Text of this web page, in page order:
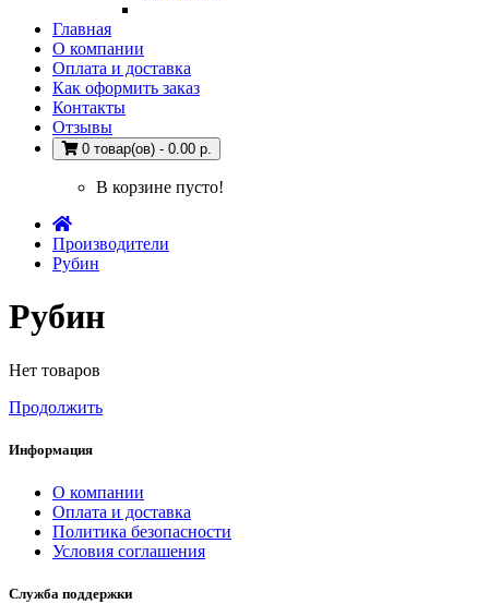
Главная
О компании
Оплата и доставка
Как оформить заказ
Контакты
Отзывы
0 товар(ов) - 0.00 р.
В корзине пусто!
Производители
Рубин
Рубин
Нет товаров
Продолжить
Информация
О компании
Оплата и доставка
Политика безопасности
Условия соглашения
Служба поддержки